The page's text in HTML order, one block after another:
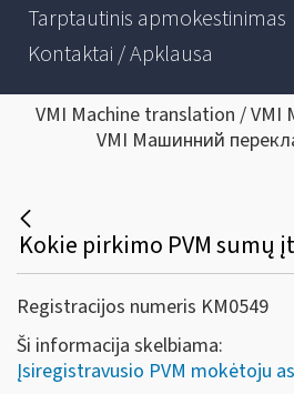
Tarptautinis apmokestinimas
Kontaktai / Apklausa
VMI Machine translation /
VMI Машинний
Registracijos numeris KM0549
Ši informacija skelbiama:
Įsiregistravusio PVM mokėtoju